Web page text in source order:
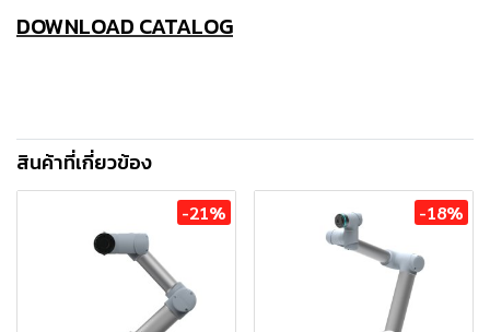
DOWNLOAD CATALOG
สินค้าที่เกี่ยวข้อง
-21% -18%